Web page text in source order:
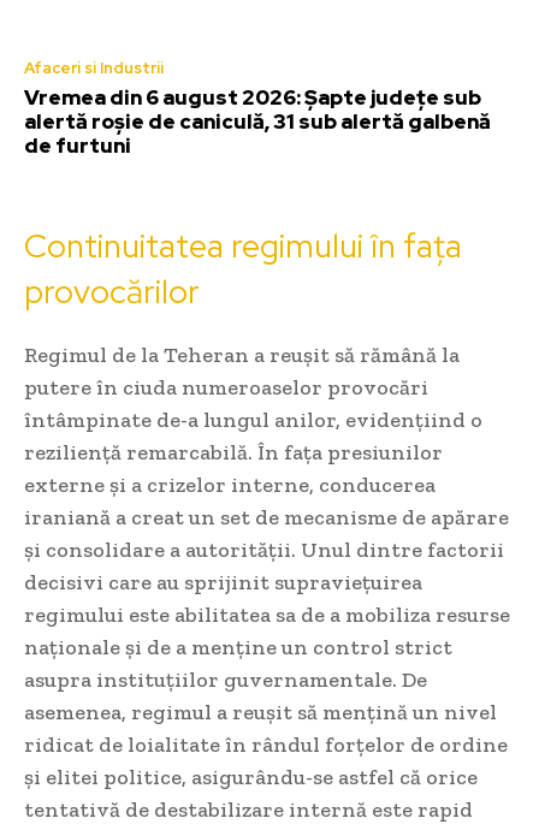
Afaceri si Industrii
Vremea din 6 august 2026: Șapte județe sub
alertă roșie de caniculă, 31 sub alertă galbenă
de furtuni
Continuitatea regimului în fața
provocărilor
Regimul de la Teheran a reușit să rămână la
putere în ciuda numeroaselor provocări
întâmpinate de-a lungul anilor, evidențiind o
reziliență remarcabilă. În fața presiunilor
externe și a crizelor interne, conducerea
iraniană a creat un set de mecanisme de apărare
și consolidare a autorității. Unul dintre factorii
decisivi care au sprijinit supraviețuirea
regimului este abilitatea sa de a mobiliza resurse
naționale și de a menține un control strict
asupra instituțiilor guvernamentale. De
asemenea, regimul a reușit să mențină un nivel
ridicat de loialitate în rândul forțelor de ordine
și elitei politice, asigurându-se astfel că orice
tentativă de destabilizare internă este rapid